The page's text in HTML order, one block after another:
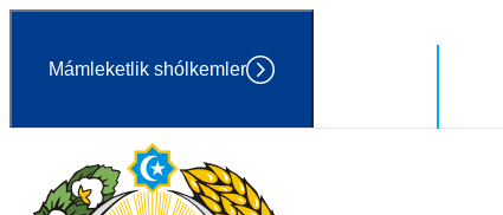
Mámleketlik shólkemler